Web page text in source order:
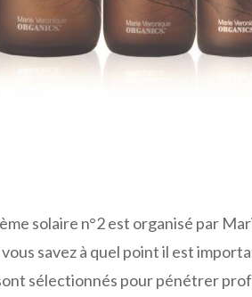
solaire n°2 est organisé par
vous savez à quel point il est
sélectionnés pour pénétrer